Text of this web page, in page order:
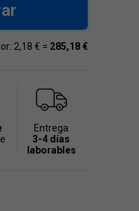
2,18 € = 285,18 €
Entrega
3-4 días
laborables